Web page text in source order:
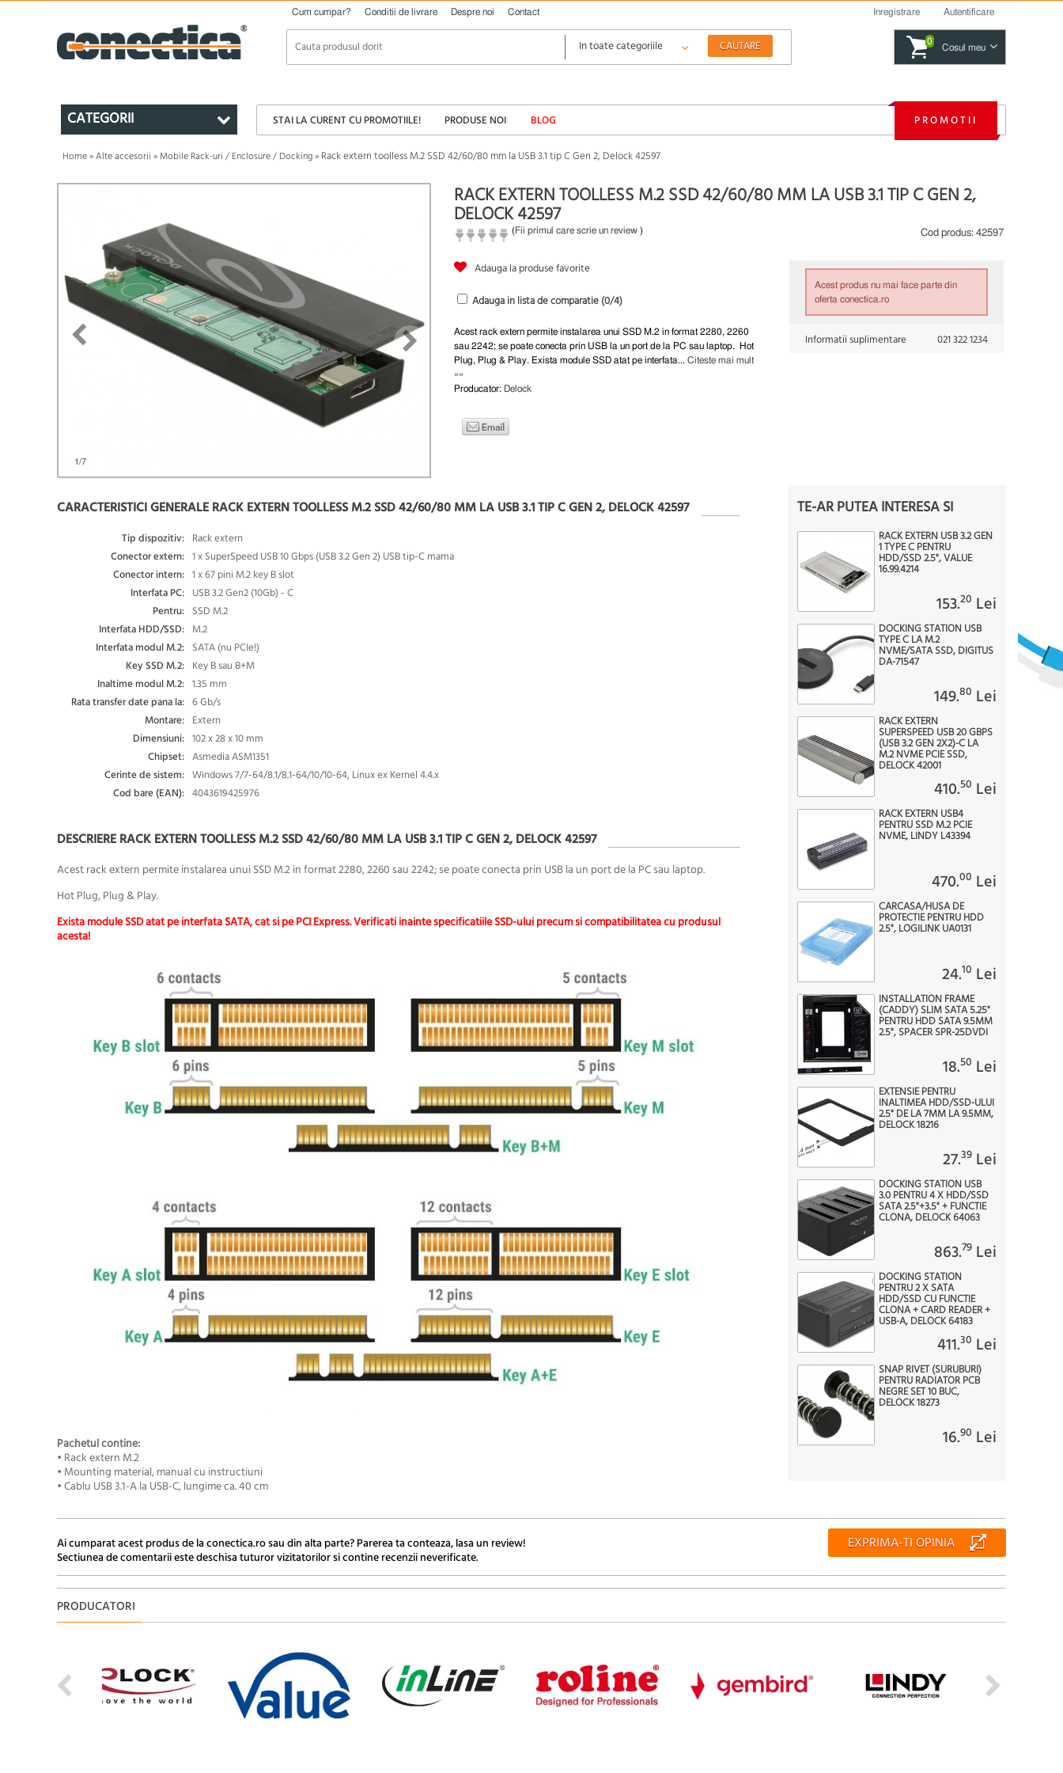
Cum cumpar? Conditii de livrare Despre noi Contact Inregistrare Autentificare
0
Cosul meu
CATEGORII STAI LA CURENT CU PROMOTIILE! PRODUSE NOI BLOG PROMOTII
Home»Alte accesorii » Mobile Rack-uri / Enclosure / Docking» Rack extern toolless M.2 SSD 42/60/80 mm la USB 3.1 tip C Gen 2, Delock 42597
1/7
RACK EXTERN TOOLLESS M.2 SSD 42/60/80 MM LA USB 3.1 TIP C GEN 2,
DELOCK 42597
(Fii primul care scrie un review ) Cod produs: 42597
Adauga la produse favorite
Adauga in lista de comparatie (0/4)
Acest rack extern permite instalarea unui SSD M.2 in format 2280, 2260
sau 2242; se poate conecta prin USB la un port de la PC sau laptop. Hot
Plug, Plug & Play. Exista module SSD atat pe interfata... Citeste mai mult
»»
Producator: Delock
Acest produs nu mai face parte din
oferta conectica.ro
Informatii suplimentare 021 322 1234
CARACTERISTICI GENERALE RACK EXTERN TOOLLESS M.2 SSD 42/60/80 MM LA USB 3.1 TIP C GEN 2, DELOCK 42597
Tip dispozitiv: Rack extern
Conector extern: 1 x SuperSpeed USB 10 Gbps (USB 3.2 Gen 2) USB tip-C mama
Conector intern: 1 x 67 pini M.2 key B slot
Interfata PC: USB 3.2 Gen2 (10Gb) - C
Pentru: SSD M.2
Interfata HDD/SSD: M.2
Interfata modul M.2: SATA (nu PCIe!)
Key SSD M.2: Key B sau B+M
Inaltime modul M.2: 1.35 mm
Rata transfer date pana la: 6 Gb/s
Montare: Extern
Dimensiuni: 102 x 28 x 10 mm
Chipset: Asmedia ASM1351
Cerinte de sistem: Windows 7/7-64/8.1/8.1-64/10/10-64, Linux ex Kernel 4.4.x
Cod bare (EAN): 4043619425976
DESCRIERE RACK EXTERN TOOLLESS M.2 SSD 42/60/80 MM LA USB 3.1 TIP C GEN 2, DELOCK 42597
Acest rack extern permite instalarea unui SSD M.2 in format 2280, 2260 sau 2242; se poate conecta prin USB la un port de la PC sau laptop.
Hot Plug, Plug & Play.
Exista module SSD atat pe interfata SATA, cat si pe PCI Express. Verificati inainte specificatiile SSD-ului precum si compatibilitatea cu produsul
acesta!
Pachetul contine:
• Rack extern M.2
• Mounting material, manual cu instructiuni
• Cablu USB 3.1-A la USB-C, lungimeca. 40 cm
TE-AR PUTEA INTERESA SI
RACK EXTERN USB 3.2 GEN
1 TYPE C PENTRU
HDD/SSD 2.5", VALUE
16.99.4214
153.20 Lei
DOCKING STATION USB
TYPE C LA M.2
NVME/SATA SSD, DIGITUS
DA-71547
149.80 Lei
RACK EXTERN
SUPERSPEED USB 20 GBPS
(USB 3.2 GEN 2X2)-C LA
M.2 NVME PCIE SSD,
DELOCK 42001
410.50 Lei
RACK EXTERN USB4
PENTRU SSD M.2 PCIE
NVME, LINDY L43394
470.00 Lei
CARCASA/HUSA DE
PROTECTIE PENTRU HDD
2.5", LOGILINK UA0131
24.10 Lei
INSTALLATION FRAME
(CADDY) SLIM SATA 5.25"
PENTRU HDD SATA 9.5MM
2.5", SPACER SPR-25DVDI
18.50 Lei
EXTENSIE PENTRU
INALTIMEA HDD/SSD-ULUI
2.5" DE LA 7MM LA 9.5MM,
DELOCK 18216
27.39 Lei
DOCKING STATION USB
3.0 PENTRU 4 X HDD/SSD
SATA 2.5"+3.5" + FUNCTIE
CLONA, DELOCK 64063
863.79 Lei
DOCKING STATION
PENTRU 2 X SATA
HDD/SSD CU FUNCTIE
CLONA + CARD READER +
USB-A, DELOCK 64183
411.30 Lei
SNAP RIVET (SURUBURI)
PENTRU RADIATOR PCB
NEGRE SET 10 BUC,
DELOCK 18273
16.90 Lei
Ai cumparat acest produs de la conectica.ro sau din alta parte? Parerea ta conteaza, lasa un review!
Sectiunea de comentarii este deschisa tuturor vizitatorilor si contine recenzii neverificate.
EXPRIMA-TI OPINIA
PRODUCATORI